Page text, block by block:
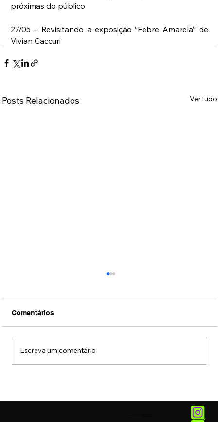
próximas do público
27/05 – Revisitando a exposição “Febre Amarela” de
Vivian Caccuri
Posts Relacionados Ver tudo
Comentários
Escreva um comentário